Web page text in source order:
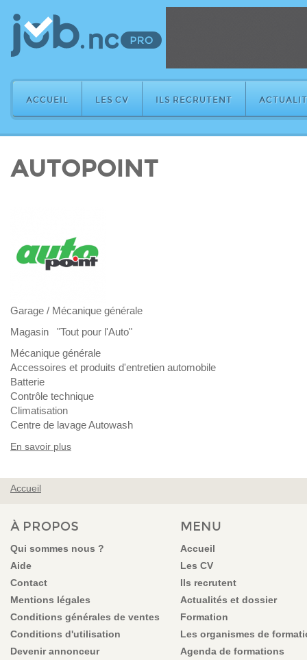
ACCUEIL LES CV ILS RECRUTENT
AUTOPOINT
Garage / Mécanique générale
Magasin "Tout pour l'Auto"
Mécanique générale
Accessoires et produits d'entretien automobile
Batterie
Contrôle technique
Climatisation
Centre de lavage Autowash
En savoir plus
VOUS ÊTES ICI
Accueil
À PROPOS
Qui sommes nous ?
Aide
Contact
Mentions légales
Conditions générales de ventes
Conditions d'utilisation
Devenir annonceur
MENU
Accueil
Les CV
Ils recrutent
Actualités et dossier
Formation
Les organismes de
Agenda de formations